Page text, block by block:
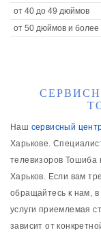
от 40 до 49 дюймов
от 50 дюймов и более
Наш сервисный
Харькове.
телевизоров Тошиба
Харьков. Если вам
обращайтесь к нам,
услуги приемлемая
зависит от